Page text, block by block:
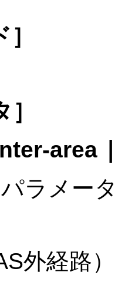
area
ラメー
外経路